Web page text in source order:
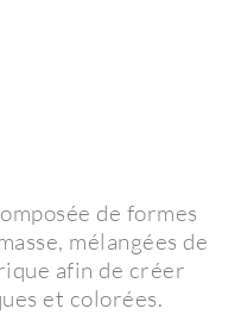
de formes
mélangées de
afin de créer
et colorées.